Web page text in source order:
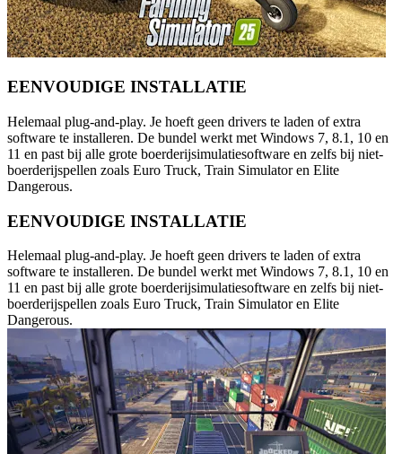
EENVOUDIGE INSTALLATIE
Helemaal plug-and-play. Je hoeft geen drivers te laden of extra
software te installeren. De bundel werkt met Windows 7, 8.1, 10 en
11 en past bij alle grote boerderijsimulatiesoftware en zelfs bij niet-
boerderijspellen zoals Euro Truck, Train Simulator en Elite
Dangerous.
EENVOUDIGE INSTALLATIE
Helemaal plug-and-play. Je hoeft geen drivers te laden of extra
software te installeren. De bundel werkt met Windows 7, 8.1, 10 en
11 en past bij alle grote boerderijsimulatiesoftware en zelfs bij niet-
boerderijspellen zoals Euro Truck, Train Simulator en Elite
Dangerous.